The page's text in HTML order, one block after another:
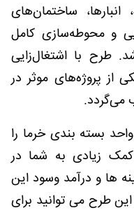
ساختمان‌های
و محوطه‌سازی کامل
طرح با اشتغال‌زایی
یکی از پروژه‌های موثر در
می‌گردد.
بسته بندی خرما را
زیادی به شما در
ها و درآمد وسود این
طرح می توانید برای